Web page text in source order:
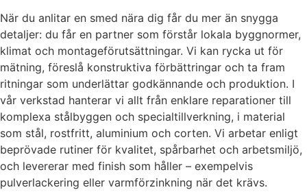
När du anlitar en smed nära dig får du mer än snygga
detaljer: du får en partner som förstår lokala byggnormer,
klimat och montageförutsättningar. Vi kan rycka ut för
mätning, föreslå konstruktiva förbättringar och ta fram
ritningar som underlättar godkännande och produktion. I
vår verkstad hanterar vi allt från enklare reparationer till
komplexa stålbyggen och specialtillverkning, i material
som stål, rostfritt, aluminium och corten. Vi arbetar enligt
beprövade rutiner för kvalitet, spårbarhet och arbetsmiljö,
och levererar med finish som håller – exempelvis
pulverlackering eller varmförzinkning när det krävs.